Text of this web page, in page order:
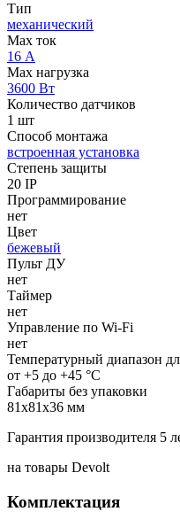
Тип
механический
Max ток
16 А
Max нагрузка
3600 Вт
Количество датчиков
1 шт
Способ монтажа
встроенная установка
Степень защиты
20 IP
Программирование
нет
Цвет
бежевый
Пульт ДУ
нет
Таймер
нет
Управление по Wi-Fi
нет
Температурный диапазон
от +5 до +45 °С
Габариты без упаковки
81х81х36 мм
Гарантия производителя 5
на товары Devolt
Комплектация